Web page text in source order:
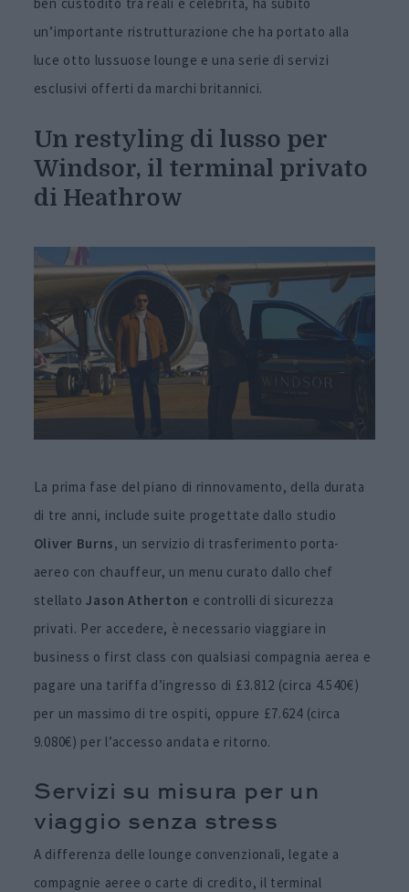
un’importante ristrutturazione che ha portato alla
luce otto lussuose lounge e una serie di servizi
esclusivi offerti da marchi britannici.
Un restyling di lusso per
Windsor, il terminal privato
di Heathrow
La prima fase del piano di rinnovamento, della durata
di tre anni, include suite progettate dallo studio
Oliver Burns, un servizio di trasferimento porta-
aereo con chauffeur, un menu curato dallo chef
stellato Jason Atherton e controlli di sicurezza
privati. Per accedere, è necessario viaggiare in
business o first class con qualsiasi compagnia aerea e
pagare una tariffa d’ingresso di £3.812 (circa 4.540€)
per un massimo di tre ospiti, oppure £7.624 (circa
9.080€) per l’accesso andata e ritorno.
Servizi su misura per un
viaggio senza stress
A differenza delle lounge convenzionali, legate a
compagnie aeree o carte di credito, il terminal